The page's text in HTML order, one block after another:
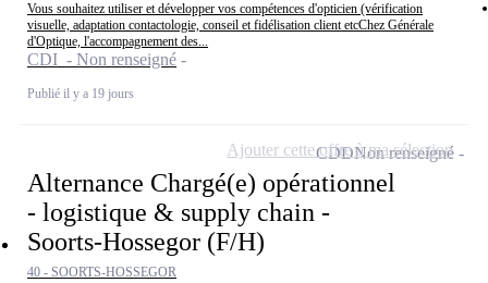
Vous souhaitez utiliser et développer vos compétences d'opticien (vérification
visuelle, adaptation contactologie, conseil et fidélisation client etcChez Générale
d'Optique, l'accompagnement des...
CDI - Non renseigné
Publié il y a 19 jours
Alternance Chargé(e) opérationnel
- logistique & supply chain -
Soorts-Hossegor (F/H)
40 - SOORTS-HOSSEGOR
CDDNon renseigné
Ajouter cette offre à ma sélection